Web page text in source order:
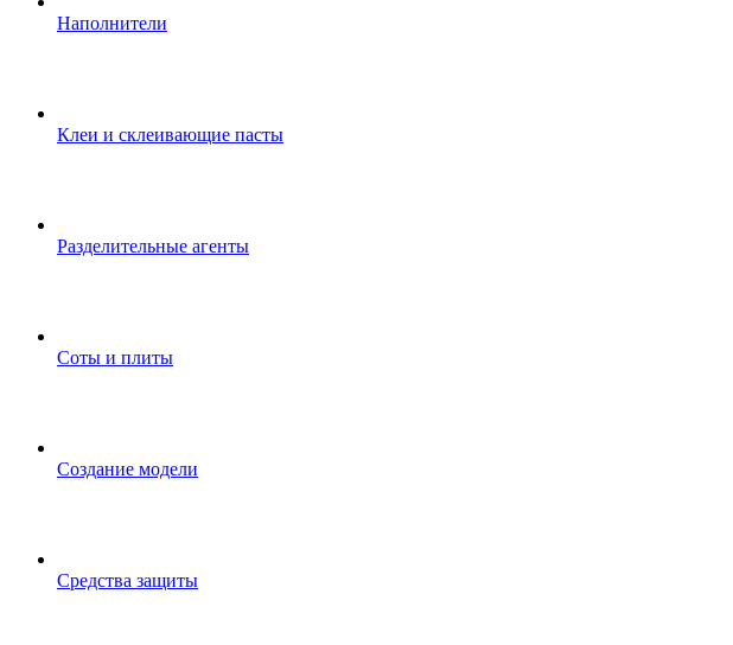
Наполнители
Клеи и склеивающие пасты
Разделительные агенты
Соты и плиты
Создание модели
Средства защиты